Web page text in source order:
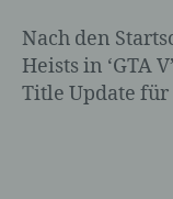
Nach den
Heists in ‘GTA
Title Update